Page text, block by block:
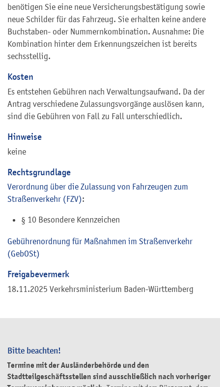
Bitte beachten!
Termine mit der Ausländerbehörde und den
Stadtteilgeschäftsstellen sind ausschließlich nach vorheriger
benötigen Sie eine neue Versicherungsbestätigung sowie
neue Schilder für das Fahrzeug. Sie erhalten keine andere
Buchstaben- oder Nummernkombination. Ausnahme: Die
Kombination hinter dem Erkennungszeichen ist bereits
sechsstellig.
Kosten
Es entstehen Gebühren nach Verwaltungsaufwand. Da der
Antrag verschiedene Zulassungsvorgänge auslösen kann,
sind die Gebühren von Fall zu Fall unterschiedlich.
Hinweise
keine
Rechtsgrundlage
Verordnung über die Zulassung von Fahrzeugen zum
Straßenverkehr (FZV):
§ 10 Besondere Kennzeichen
Gebührenordnung für Maßnahmen im Straßenverkehr
(GebOSt)
Freigabevermerk
18.11.2025 Verkehrsministerium Baden-Württemberg